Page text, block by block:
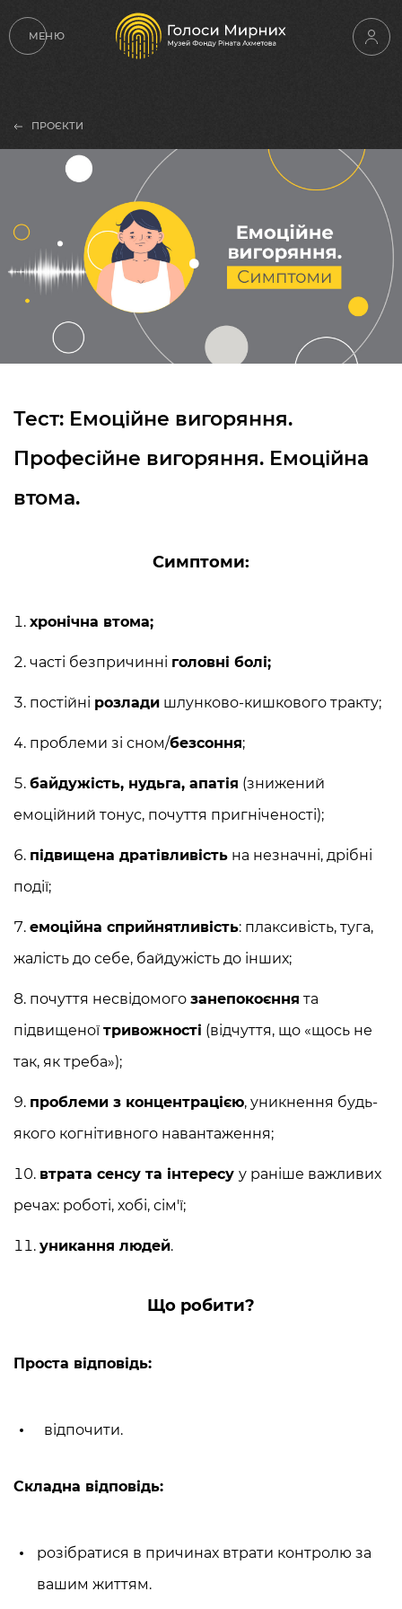
МЕНЮ
ПРОЄКТИ
Тест: Емоційне вигоряння.
Професійне вигоряння. Емоційна
втома.
Симптоми:
хронічна втома;
часті безпричинні головні болі;
постійні розлади шлунково-кишкового тракту;
проблеми зі сном/безсоння;
байдужість, нудьга, апатія (знижений
емоційний тонус, почуття пригніченості);
підвищена дратівливість на незначні, дрібні
події;
емоційна сприйнятливість: плаксивість, туга,
жалість до себе, байдужість до інших;
почуття несвідомого занепокоєння та
підвищеної тривожності (відчуття, що «щось не
так, як треба»);
проблеми з концентрацією, уникнення будь-
якого когнітивного навантаження;
втрата сенсу та інтересу у раніше важливих
речах: роботі, хобі, сім'ї;
уникання людей.
Що робити?
Проста відповідь:
відпочити.
Складна відповідь:
розібратися в причинах втрати контролю за
вашим життям.